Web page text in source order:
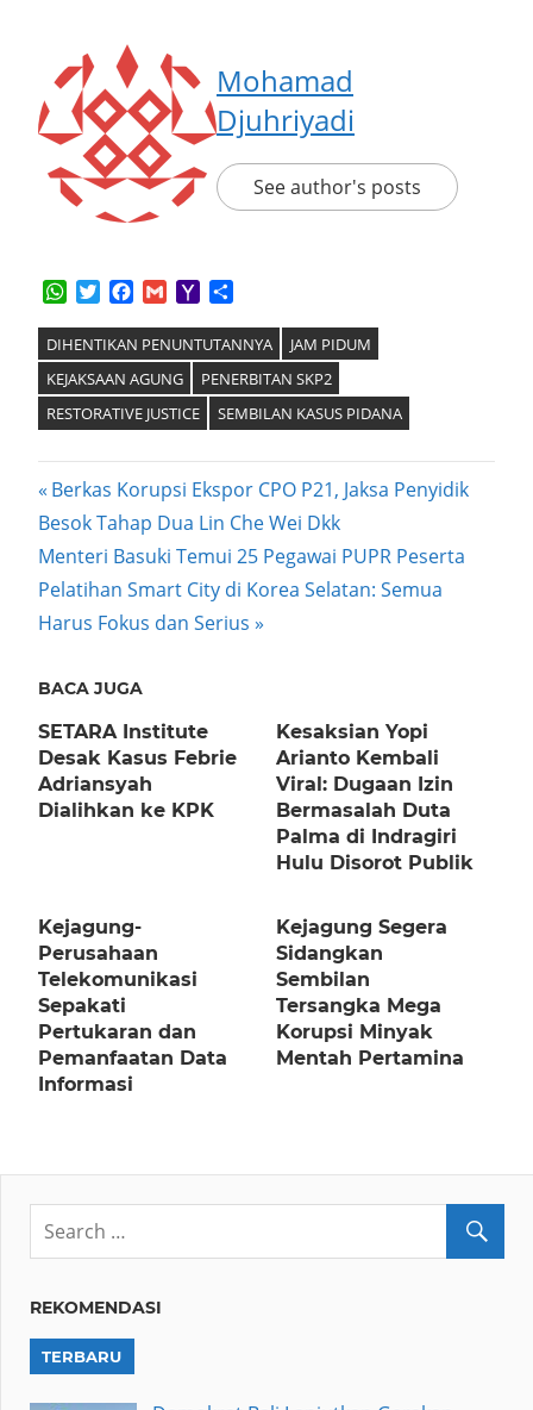
Mohamad
Djuhriyadi
See author's posts
WhatsApp
TwitterFacebook
GmailYahoo
DIHENTIKAN PENUNTUTANNYA
JAM PIDUM
KEJAKSAAN AGUNG
PENERBITAN SKP2
RESTORATIVE JUSTICE
SEMBILAN KASUS PIDANA
Post
navigation
Previous
Post:
Berkas Korupsi Ekspor CPO P21, Jaksa Penyidik
Besok Tahap Dua Lin Che Wei Dkk
Next
Post:
Menteri Basuki Temui 25 Pegawai PUPR Peserta
Pelatihan Smart City di Korea Selatan: Semua
Harus Fokus dan Serius
BACA JUGA
SETARA Institute
Desak Kasus Febrie
Adriansyah
Dialihkan ke KPK
Kesaksian Yopi
Arianto Kembali
Viral: Dugaan Izin
Bermasalah Duta
Palma di Indragiri
Hulu Disorot Publik
Kejagung-
Perusahaan
Telekomunikasi
Sepakati
Pertukaran dan
Pemanfaatan Data
Informasi
Kejagung Segera
Sidangkan
Sembilan
Tersangka Mega
Korupsi Minyak
Mentah Pertamina
REKOMENDASI
TERBARU